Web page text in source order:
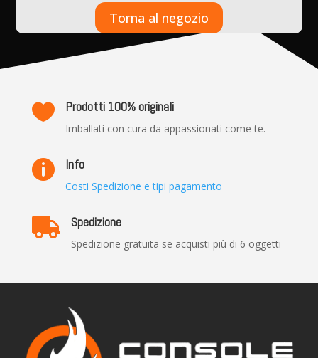
Torna al negozio
 Prodotti 100% originali
Imballati con cura da appassionati come te.
 Info
Costi Spedizione e tipi pagamento
 Spedizione
Spedizione gratuita se acquisti più di 6 oggetti